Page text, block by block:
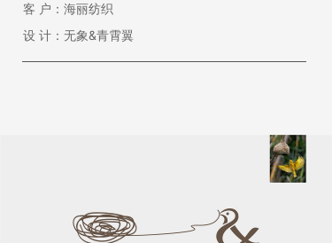
客 户：海丽纺织
设 计：无象&青霄翼